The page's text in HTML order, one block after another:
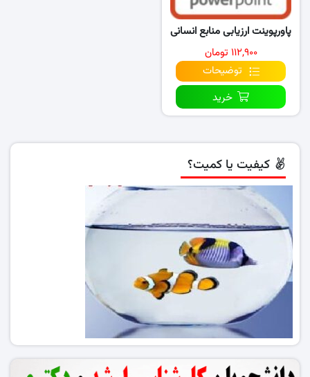
پاورپوینت ارزیابی منابع انسانی
۱۱۲,۹۰۰ تومان
توضیحات
خرید
کیفیت یا کمیت؟